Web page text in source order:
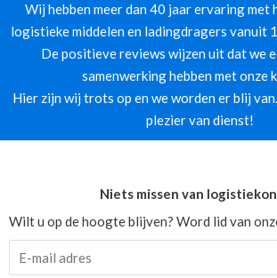
Wij hebben meer dan 40 jaar ervaring met
logistieke middelen en ladingdragers vanuit
De positieve reviews wijzen uit dat we
samenwerking hebben met onze
Hier zijn wij trots op en we worden er blij
plezier van dienst!
Niets missen van
Wilt u op de hoogte blijven? Word lid van